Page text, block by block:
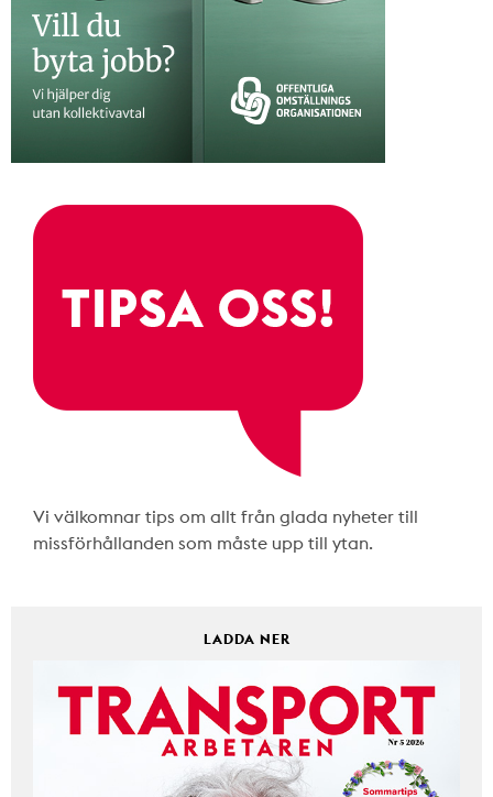
Vi välkomnar tips om allt från glada nyheter till
missförhållanden som måste upp till ytan.
LADDA NER